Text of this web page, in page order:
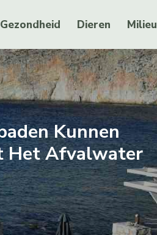
Gezondheid Dieren Milieu
Kunnen
Het Afvalwater